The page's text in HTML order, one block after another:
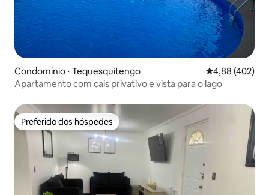
Condomínio ⋅ Tequesquitengo 4,88 de uma
4,88 (402)
Apartamento com cais privativo e vista para o lago
Preferido dos hóspedes
Preferido dos hóspedes